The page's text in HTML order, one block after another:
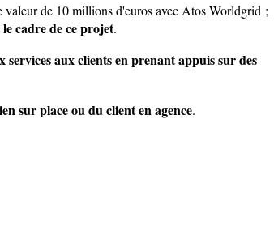
valeur de 10 millions d'euros avec Atos Worldgrid ;
cadre de ce projet.
services aux clients en prenant appuis sur des
sur place ou du client en agence.